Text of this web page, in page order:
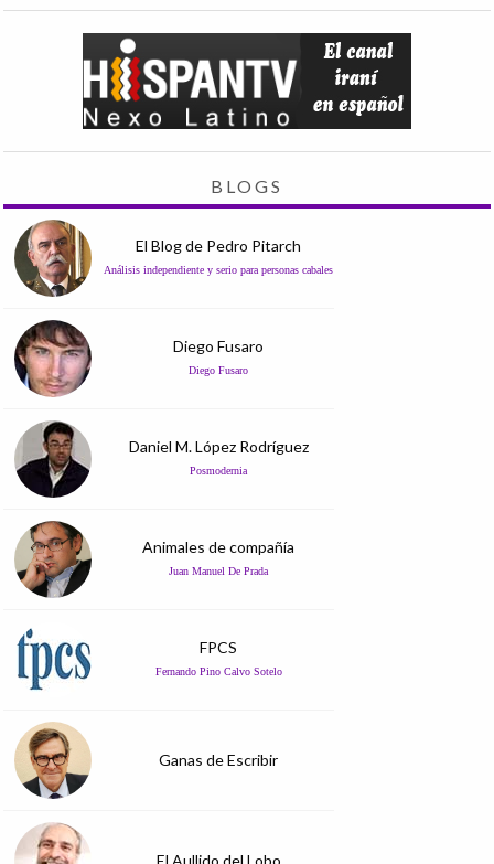
BLOGS
El Blog de Pedro Pitarch
Análisis independiente y serio para personas cabales
Diego Fusaro
Diego Fusaro
Daniel M. López Rodríguez
Posmodernia
Animales de compañía
Juan Manuel De Prada
FPCS
Fernando Pino Calvo Sotelo
Ganas de Escribir
El Aullido del Lobo